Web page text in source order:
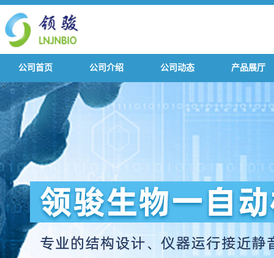
公司首页 公司介绍 公司动态 产品展厅